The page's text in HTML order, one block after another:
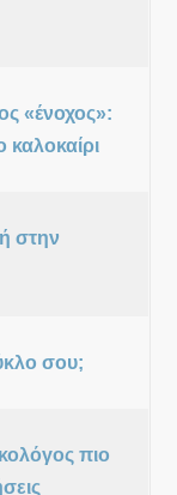
«ένοχος»:
καλοκαίρι
στην
σου;
πιο